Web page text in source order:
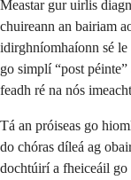
Meastar gur uirlis
chuireann an bairiam
idirghníomhaíonn sé
go simplí “post
feadh ré na nós
Tá an próiseas go
do chóras díleá ag
dochtúirí a fheiceáil go